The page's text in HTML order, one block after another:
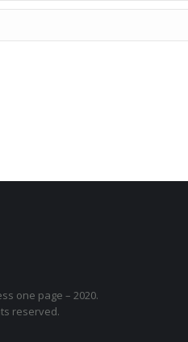
one page – 2020.
reserved.